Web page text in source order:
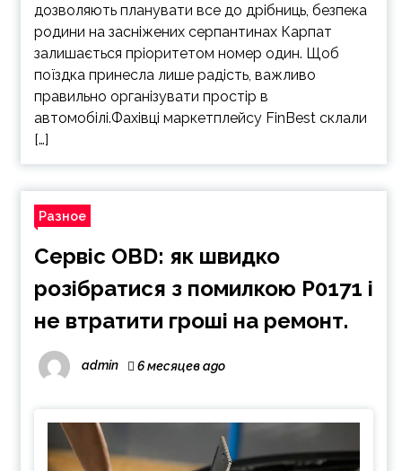
дозволяють планувати все до дрібниць, безпека
родини на засніжених серпантинах Карпат
залишається пріоритетом номер один. Щоб
поїздка принесла лише радість, важливо
правильно організувати простір в
автомобілі.Фахівці маркетплейсу FinBest склали
[…]
Разное
Сервіс OBD: як швидко
розібратися з помилкою P0171 і
не втратити гроші на ремонт.
admin 6 месяцев ago